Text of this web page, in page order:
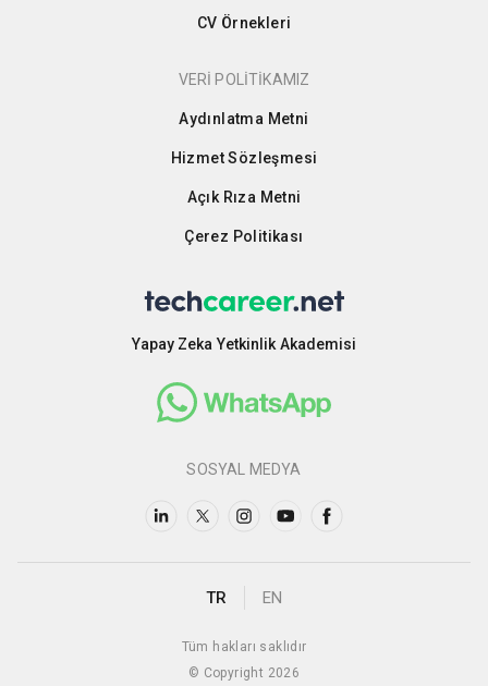
CV Örnekleri
VERİ POLİTİKAMIZ
Aydınlatma Metni
Hizmet Sözleşmesi
Açık Rıza Metni
Çerez Politikası
Yapay Zeka Yetkinlik Akademisi
SOSYAL MEDYA
TR EN
Tüm hakları saklıdır
© Copyright 2026